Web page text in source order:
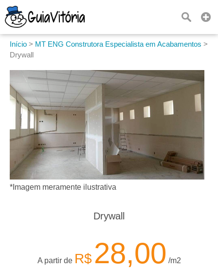
Início > MT ENG Construtora Especialista em Acabamentos >
Drywall
*Imagem meramente ilustrativa
Drywall
A partir de R$ 28,00 /m2